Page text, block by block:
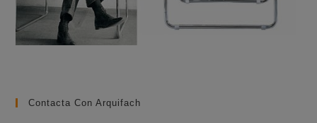
Contacta Con Arquifach